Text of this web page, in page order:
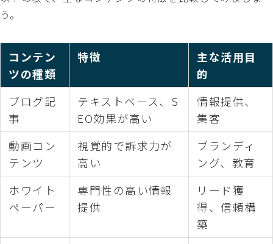
う。
コンテン
ツの種類
特徴
主な活用目
的
ブログ記
事
テキストベース、S
EO効果が高い
情報提供、
集客
動画コン
テンツ
視覚的で訴求力が
高い
ブランディ
ング、教育
ホワイト
ペーパー
専門性の高い情報
提供
リード獲
得、信頼構
築